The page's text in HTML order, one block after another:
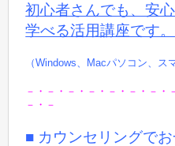
初心者さんでも、安
学べる活用講座です。
（Windows、Macパソコン、ス
－・－・－・－・－・－・－・
－・－
■ カウンセリングで